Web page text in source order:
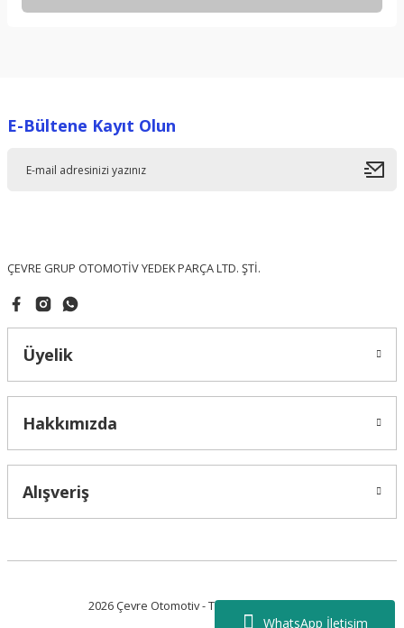
WhatsApp İletişim
Ürün resmi kalitesiz, bozuk veya görüntülenemiyor.
E-Bültene Kayıt Olun
ÇEVRE GRUP OTOMOTİV YEDEK PARÇA LTD. ŞTİ.
Üyelik
Hakkımızda
Alışveriş
2026 Çevre Otomotiv - Tüm Hakları Saklıdır.